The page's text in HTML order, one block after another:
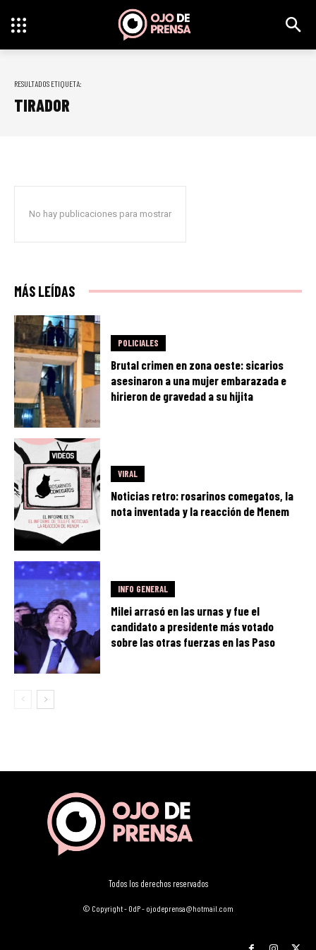
RESULTADOS ETIQUETA:
TIRADOR
No hay publicaciones para mostrar
MÁS LEÍDAS
POLICIALES
Brutal crimen en zona oeste: sicarios
asesinaron a una mujer embarazada e
hirieron de gravedad a su hijita
VIRAL
Noticias retro: rosarinos comegatos, la
nota inventada y la reacción de Menem
INFO GENERAL
Milei arrasó en las urnas y fue el
candidato a presidente más votado
sobre las otras fuerzas en las Paso
Todos los derechos reservados
© Copyright - OdP - ojodeprensa@hotmail.com